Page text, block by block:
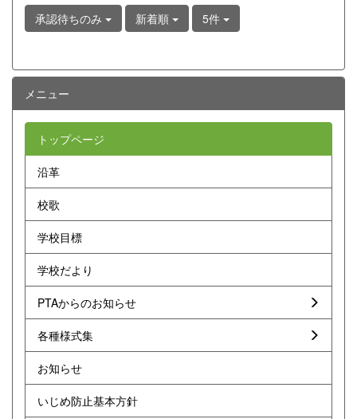
承認待ちのみ 新着順 5件
メニュー
トップページ
沿革
校歌
学校目標
学校だより
PTAからのお知らせ
各種様式集
お知らせ
いじめ防止基本方針